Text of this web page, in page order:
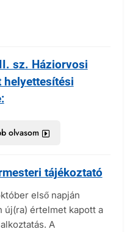
sz. Háziorvosi
helyettesítési
olvasom
tájékoztató
első napján
új(ra) értelmet kapott a
A